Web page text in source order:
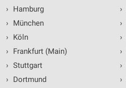
›
Hamburg
›
München
›
Köln
›
Frankfurt (Main)
› Stuttgart
›
Dortmund
›
›
›
›
›
›